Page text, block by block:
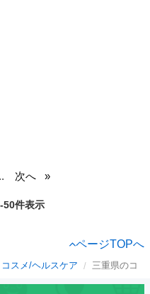
次へ
50件表示
ページTOPへ
コスメ/ヘルスケア 三重県のコ